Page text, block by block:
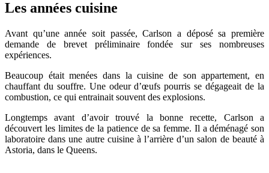
Les années cuisine
Avant qu’une année soit passée, Carlson a déposé sa première
demande de brevet préliminaire fondée sur ses nombreuses
expériences.
Beaucoup était menées dans la cuisine de son appartement, en
chauffant du souffre. Une odeur d’œufs pourris se dégageait de la
combustion, ce qui entrainait souvent des explosions.
Longtemps avant d’avoir trouvé la bonne recette, Carlson a
découvert les limites de la patience de sa femme. Il a déménagé son
laboratoire dans une autre cuisine à l’arrière d’un salon de beauté à
Astoria, dans le Queens.